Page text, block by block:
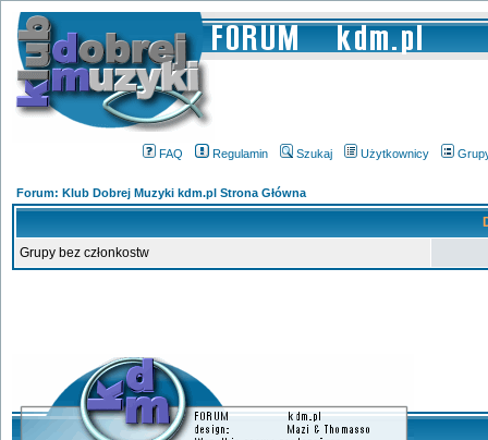
FAQ Regulamin Szukaj Użytkownicy
Forum: Klub Dobrej Muzyki kdm.pl Strona Główna
Grupy bez członkostw